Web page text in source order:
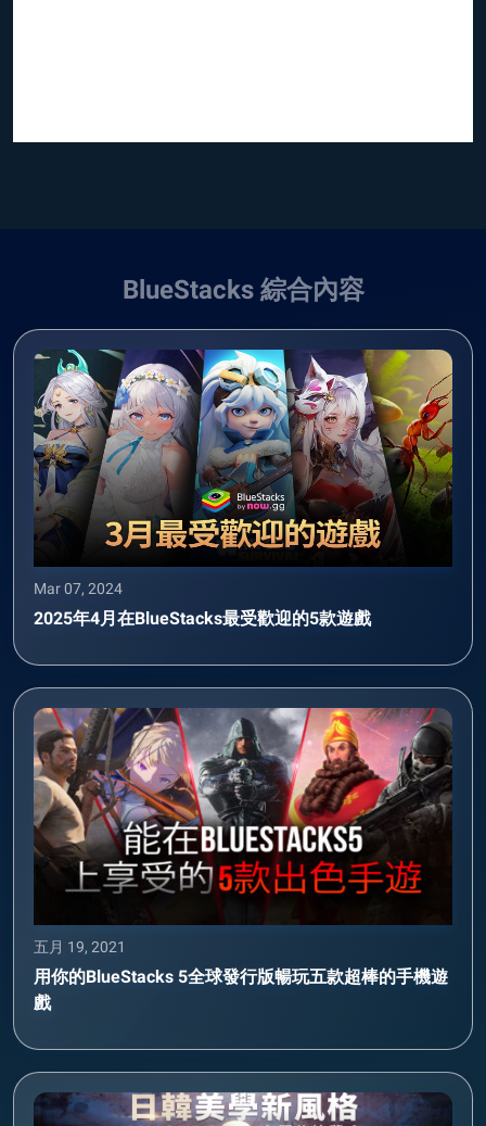
BlueStacks 綜合內容
Mar 07, 2024
2025年4月在BlueStacks最受歡迎的5款遊戲
五月 19, 2021
用你的BlueStacks 5全球發行版暢玩五款超棒的手機遊
戲